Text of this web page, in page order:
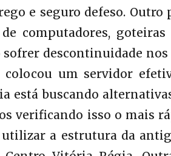
e seguro defeso. Outro
computadores,
descontinuidade nos
colocou um servidor
está buscando
verificando isso o mais
a estrutura da